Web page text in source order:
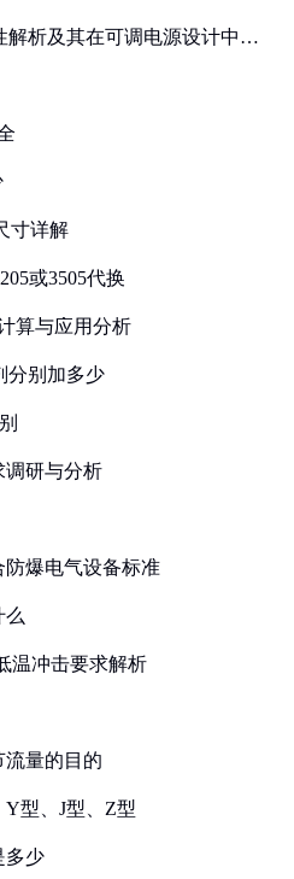
解析及其在可调电源设计中的
寸详解
或3505代换
算与应用分析
分别加多少
调研与分析
爆电气设备标准
么
温冲击要求解析
量的目的
型、J型、Z型
多少